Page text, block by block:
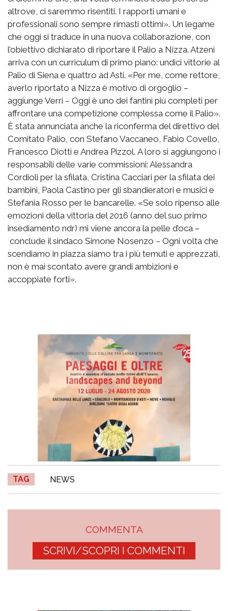
altrove, ci saremmo risentiti. I rapporti umani e
professionali sono sempre rimasti ottimi». Un legame
che oggi si traduce in una nuova collaborazione, con
l’obiettivo dichiarato di riportare il Palio a Nizza. Atzeni
arriva con un curriculum di primo piano: undici vittorie al
Palio di Siena e quattro ad Asti. «Per me, come rettore,
averlo riportato a Nizza è motivo di orgoglio –
aggiunge Verri – Oggi è uno dei fantini più completi per
affrontare una competizione complessa come il Palio».
È stata annunciata anche la riconferma del direttivo del
Comitato Palio, con Stefano Vaccaneo, Fabio Covello,
Francesco Diotti e Andrea Pizzol. A loro si aggiungono i
responsabili delle varie commissioni: Alessandra
Cordioli per la sfilata, Cristina Cacciari per la sfilata dei
bambini, Paola Castino per gli sbandieratori e musici e
Stefania Rosso per le bancarelle. «Se solo ripenso alle
emozioni della vittoria del 2016 (anno del suo primo
insediamento ndr) mi viene ancora la pelle d’oca –
conclude il sindaco Simone Nosenzo – Ogni volta che
scendiamo in piazza siamo tra i più temuti e apprezzati,
non è mai scontato avere grandi ambizioni e
accoppiate forti».
TAG NEWS
COMMENTA
SCRIVI/SCOPRI I COMMENTI